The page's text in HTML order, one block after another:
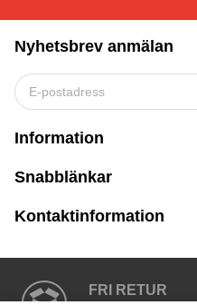
Nyhetsbrev anmälan
Information
Snabblänkar
Kontaktinformation
FRI RETUR